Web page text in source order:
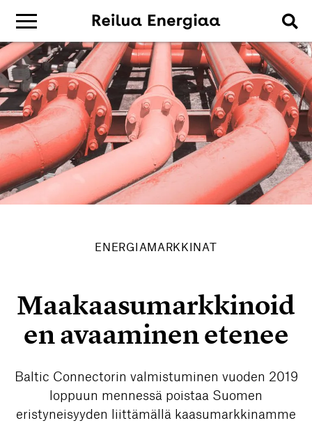
ENERGIAMARKKINAT
Maakaasumarkkinoid
en avaaminen etenee
Baltic Connectorin valmistuminen vuoden 2019
loppuun mennessä poistaa Suomen
eristyneisyyden liittämällä kaasumarkkinamme